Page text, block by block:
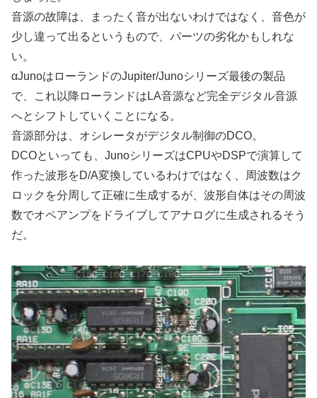
音源の故障は、まったく音が出ないわけではなく、音色が
少し違って出るというもので、パーツの劣化かもしれな
い。
αJunoはローランドのJupiter/Junoシリーズ最後の製品
で、これ以降ローランドはLA音源など完全デジタル音源
へとシフトしていくことになる。
音源部分は、オシレータがデジタル制御のDCO。
DCOといっても、JunoシリーズはCPUやDSPで演算して
作った波形をD/A変換しているわけではなく、周波数はク
ロックを分周して正確に生成するが、波形自体はその周波
数でオペアンプをドライブしてアナログに生成されるそう
だ。